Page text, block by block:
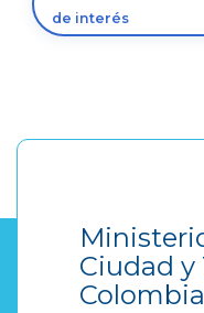
de interés
Ciudad
Colombia